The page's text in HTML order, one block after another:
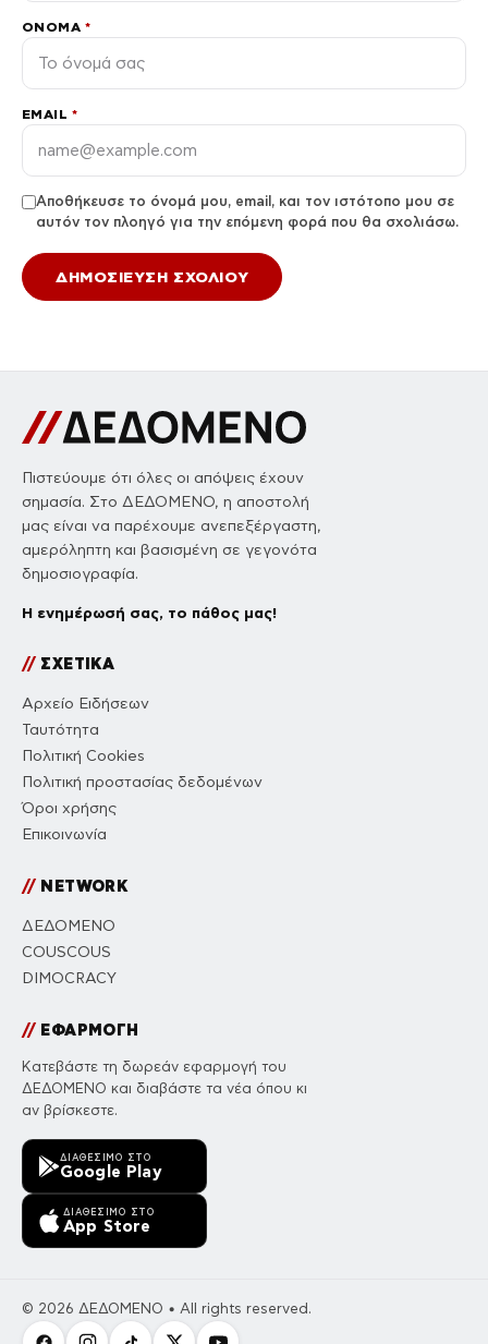
ΌΝΟΜΑ *
EMAIL *
Αποθήκευσε το όνομά μου, email, και τον ιστότοπο μου σε
αυτόν τον πλοηγό για την επόμενη φορά που θα σχολιάσω.
Πιστεύουμε ότι όλες οι απόψεις έχουν
σημασία. Στο ΔΕΔΟΜΕΝΟ, η αποστολή
μας είναι να παρέχουμε ανεπεξέργαστη,
αμερόληπτη και βασισμένη σε γεγονότα
δημοσιογραφία.
Η ενημέρωσή σας, το πάθος μας!
//ΣΧΕΤΙΚΑ
Αρχείο Ειδήσεων
Ταυτότητα
Πολιτική Cookies
Πολιτική προστασίας δεδομένων
Όροι χρήσης
Επικοινωνία
//NETWORK
ΔΕΔΟΜΕΝΟ
COUSCOUS
DIMOCRACY
//ΕΦΑΡΜΟΓΗ
Κατεβάστε τη δωρεάν εφαρμογή του
ΔΕΔΟΜΕΝΟ και διαβάστε τα νέα όπου κι
αν βρίσκεστε.
ΔΙΑΘΈΣΙΜΟ ΣΤΟ
Google Play
ΔΙΑΘΈΣΙΜΟ ΣΤΟ
App Store
© 2026 ΔΕΔΟΜΕΝΟ • All rights reserved.